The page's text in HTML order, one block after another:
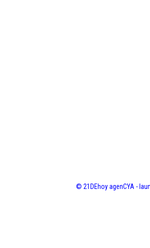
© 21DEhoy agenCYA -